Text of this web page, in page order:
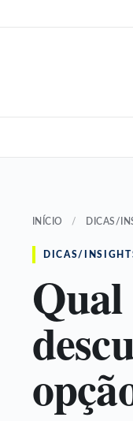
INÍCIO / DICAS/
DICAS/